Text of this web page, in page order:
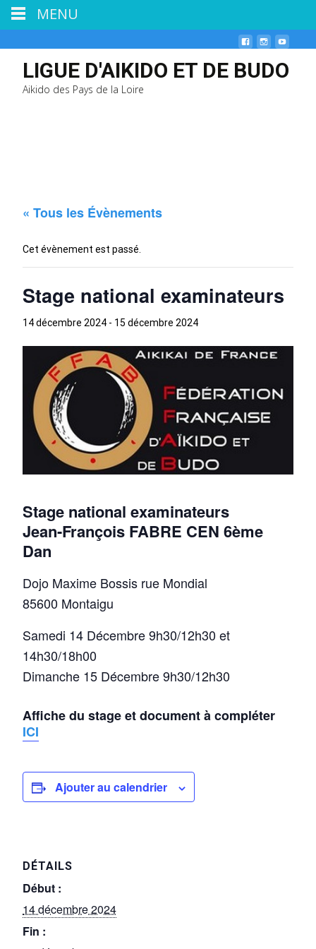
LIGUE D'AIKIDO ET DE BUDO
Aikido des Pays de la Loire
« Tous les Évènements
Cet évènement est passé.
Stage national examinateurs
14 décembre 2024 - 15 décembre 2024
Stage national examinateurs
Jean-François FABRE CEN 6ème
Dan
Dojo Maxime Bossis rue Mondial
85600 Montaigu
Samedi 14 Décembre 9h30/12h30 et
14h30/18h00
Dimanche 15 Décembre 9h30/12h30
Affiche du stage et document à compléter
ICI
Ajouter au calendrier
DÉTAILS
Début :
14 décembre 2024
Fin :
MENU